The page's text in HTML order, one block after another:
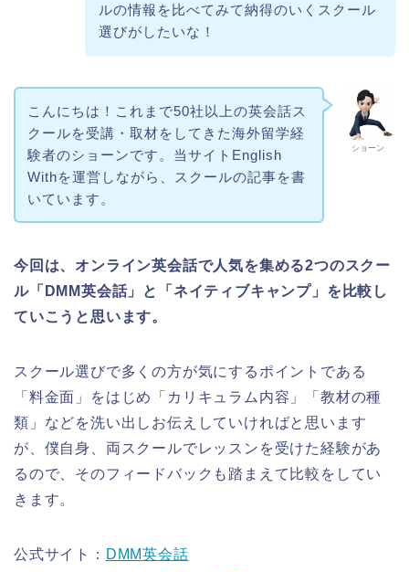
ルの情報を比べてみて納得のいくスクール
選びがしたいな！
ショーン
こんにちは！これまで50社以上の英会話ス
クールを受講・取材をしてきた海外留学経
験者のショーンです。当サイトEnglish
Withを運営しながら、スクールの記事を書
いています。
今回は、オンライン英会話で人気を集める2つのスクー
ル「DMM英会話」と「ネイティブキャンプ」を比較し
ていこうと思います。
スクール選びで多くの方が気にするポイントである
「料金面」をはじめ「カリキュラム内容」「教材の種
類」などを洗い出しお伝えしていければと思います
が、僕自身、両スクールでレッスンを受けた経験があ
るので、そのフィードバックも踏まえて比較をしてい
きます。
公式サイト： DMM英会話